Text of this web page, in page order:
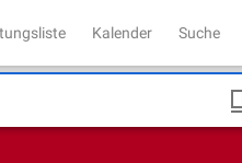
Kalender Suche